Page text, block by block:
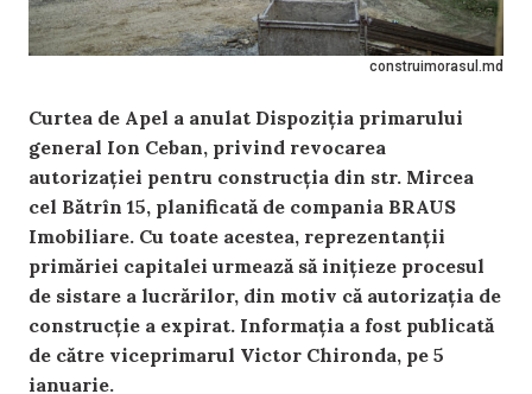
construimorasul.md
Curtea de Apel a anulat Dispoziția primarului
general Ion Ceban, privind revocarea
autorizației pentru construcția din str. Mircea
cel Bătrîn 15, planificată de compania BRAUS
Imobiliare. Cu toate acestea, reprezentanții
primăriei capitalei urmează să inițieze procesul
de sistare a lucrărilor, din motiv că autorizația de
construcție a expirat. Informația a fost publicată
de către viceprimarul Victor Chironda, pe 5
ianuarie.